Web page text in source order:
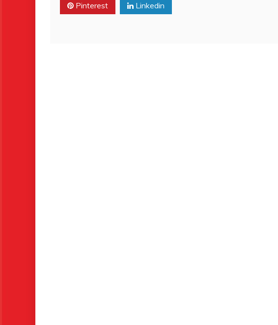
Pinterest Linkedin